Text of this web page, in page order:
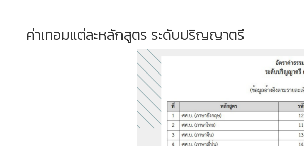
ค่าเทอมแต่ละหลักสูตร ระดับปริญญาตรี